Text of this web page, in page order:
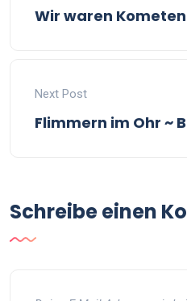
Wir waren
Next Post
Flimmern im Ohr ~
Schreibe einen